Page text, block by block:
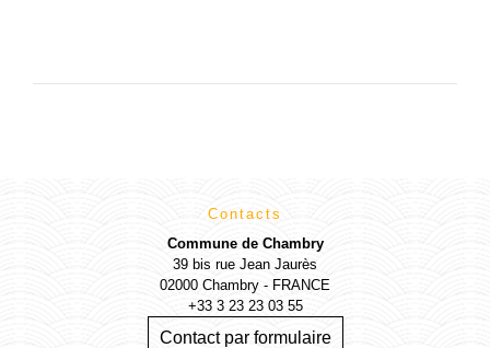
Contacts
Commune de Chambry
39 bis rue Jean Jaurès
02000 Chambry - FRANCE
+33 3 23 23 03 55
Contact par formulaire